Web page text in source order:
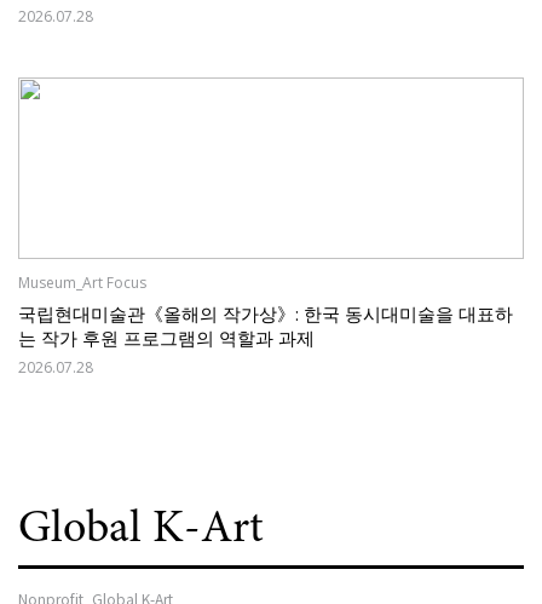
가
2026.07.28
Museum_Art Focus
국립현대미술관《올해의 작가상》: 한국 동시대미술을 대표하
는 작가 후원 프로그램의 역할과 과제
2026.07.28
Global K-Art
Nonprofit_Global K-Art